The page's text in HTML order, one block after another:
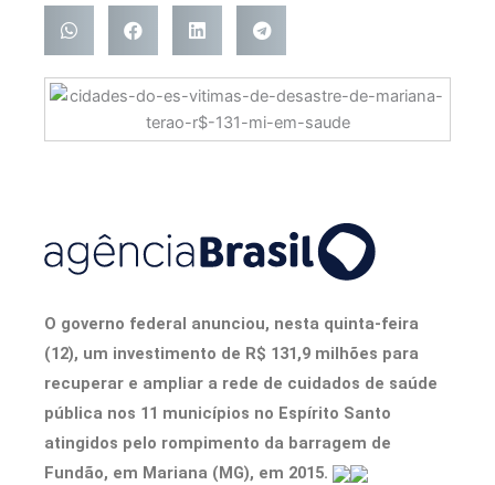
O governo federal anunciou, nesta quinta-feira
(12), um investimento de R$ 131,9 milhões para
recuperar e ampliar a rede de cuidados de saúde
pública nos 11 municípios no Espírito Santo
atingidos pelo rompimento da barragem de
Fundão, em Mariana (MG), em 2015.